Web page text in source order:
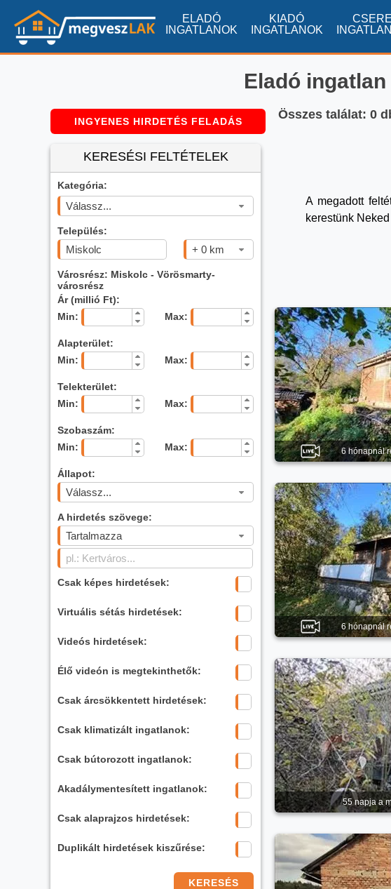
ELADÓ
INGATLANOK
KIADÓ
INGATLANOK
CSERE
Eladó
INGYENES HIRDETÉS FELADÁS
KERESÉSI FELTÉTELEK
Kategória:
Válassz...
Település:
+ 0 km
Városrész: Miskolc - Vörösmarty-
városrész
Ár (millió Ft):
Min:
Max:
Alapterület:
Min:
Max:
Telekterület:
Min:
Max:
Szobaszám:
Min:
Max:
Állapot:
Válassz...
A hirdetés szövege:
Tartalmazza
Csak képes hirdetések:
Virtuális sétás hirdetések:
Videós hirdetések:
Élő videón is megtekinthetők:
Csak árcsökkentett hirdetések:
Csak klimatizált ingatlanok:
Csak bútorozott ingatlanok:
Akadálymentesített ingatlanok:
Csak alaprajzos hirdetések:
Duplikált hirdetések kiszűrése:
KERESÉS
Összes találat: 0
A megadott
kerestünk
6 hónapnál
6 hónapnál
55 napja a